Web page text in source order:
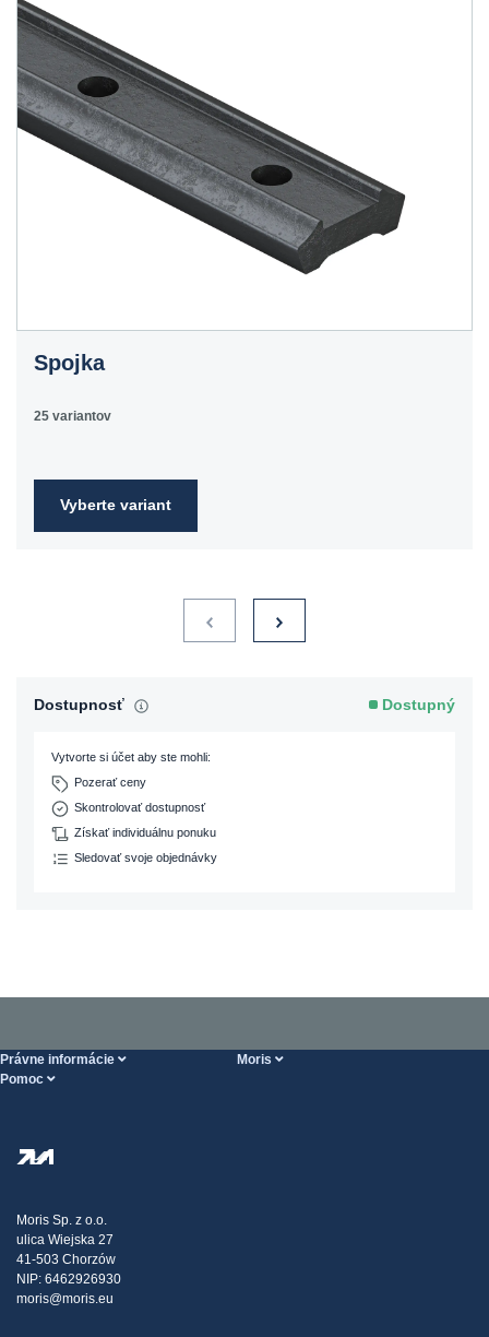
Spojka
25 variantov
Vyberte variant
Dostupnosť Dostupný
Vytvorte si účet aby ste mohli:
Pozerať ceny
Skontrolovať dostupnosť
Získať individuálnu ponuku
Sledovať svoje objednávky
Právne informácie Moris
Pomoc
Doprava
Sťažnosti
Moris Sp. z o.o.
ulica Wiejska 27
41-503 Chorzów
NIP: 6462926930
moris@moris.eu